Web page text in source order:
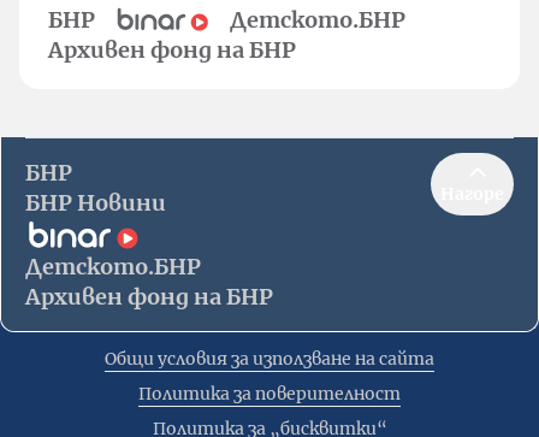
БНР
Детското.БНР
Архивен фонд на БНР
БНР
БНР Новини
Детското.БНР
Архивен фонд на БНР
Общи условия за използване на сайта
Политика за поверителност
Политика за „бисквитки“